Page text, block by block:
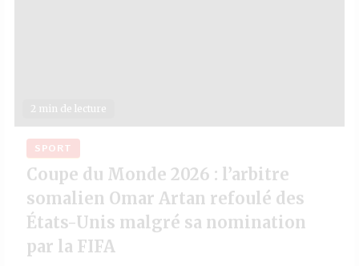
2 min de lecture
SPORT
Coupe du Monde 2026 : l’arbitre
somalien Omar Artan refoulé des
États-Unis malgré sa nomination
par la FIFA